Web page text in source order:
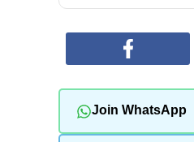
Join WhatsApp